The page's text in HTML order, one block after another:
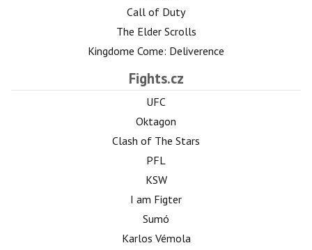
Call of Duty
The Elder Scrolls
Kingdome Come: Deliverence
Fights.cz
UFC
Oktagon
Clash of The Stars
PFL
KSW
I am Figter
Sumó
Karlos Vémola